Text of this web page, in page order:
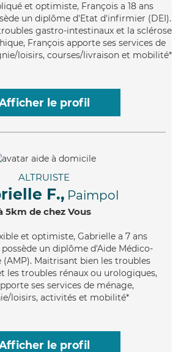
et optimiste, François a 18 ans
un diplôme d'Etat d'infirmier (DEI).
gastro-intestinaux et la sclérose
François apporte ses services de
loisirs, courses/livraison et mobilité*
le profil
ALTRUISTE
F., Paimpol
5km de chez Vous
et optimiste, Gabrielle a 7 ans
un diplôme d'Aide Médico-
(AMP). Maitrisant bien les troubles
les troubles rénaux ou urologiques,
ses services de ménage,
loisirs, activités et mobilité*
le profil